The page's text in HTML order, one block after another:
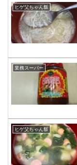
ヒゲ父ちゃん飯
業務スーパー
ヒゲ父ちゃん飯